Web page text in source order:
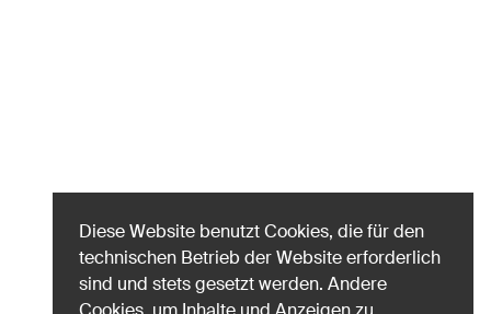
Diese Website benutzt Cookies, die für den
technischen Betrieb der Website erforderlich
sind und stets gesetzt werden. Andere